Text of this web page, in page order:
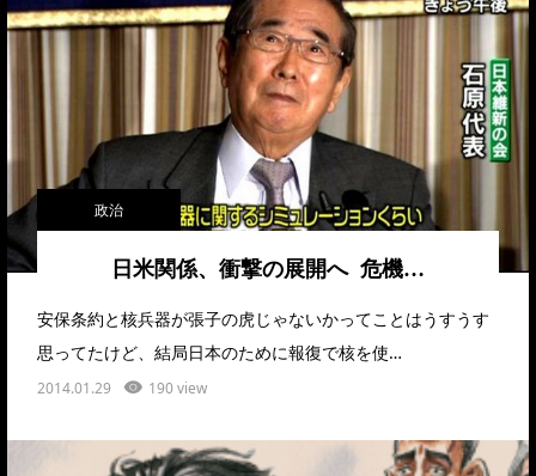
政治
日米関係、衝撃の展開へ 危機…
安保条約と核兵器が張子の虎じゃないかってことはうすうす
思ってたけど、結局日本のために報復で核を使…
2014.01.29 190 view